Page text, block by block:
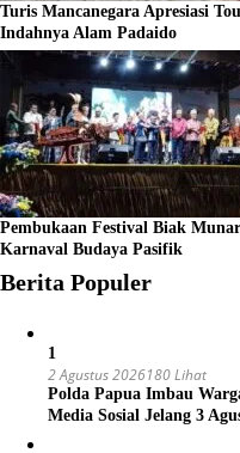
Turis Mancanegara Apresiasi
Indahnya Alam Padaido
Pembukaan Festival Biak
Karnaval Budaya Pasifik
Berita Populer
1
2 Agustus 2026180 Lihat
Polda Papua Imbau
Media Sosial Jelang 3